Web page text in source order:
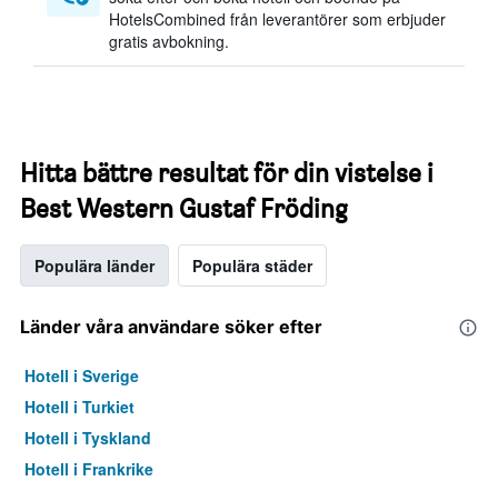
HotelsCombined från leverantörer som erbjuder
gratis avbokning.
Hitta bättre resultat för din vistelse i
Best Western Gustaf Fröding
Populära länder Populära städer
Länder våra användare söker efter
Hotell i Sverige
Hotell i Turkiet
Hotell i Tyskland
Hotell i Frankrike